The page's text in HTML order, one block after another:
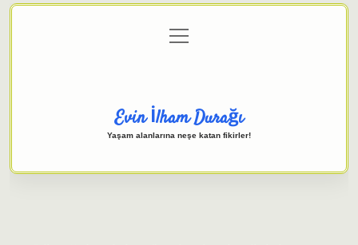
Gizlilik Politikası
menüyü
aç
Evin İlham Durağı
Yaşam alanlarına neşe katan fikirler!